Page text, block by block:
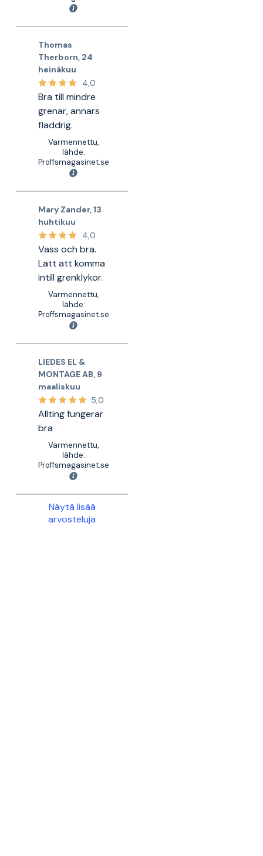
Thomas
Therborn, 24
heinäkuu
4,0
Bra till mindre
grenar, annars
fladdrig.
Varmennettu,
lähde:
Proffsmagasinet.se
Mary Zander,13
huhtikuu
4,0
Vass och bra.
Lätt att komma
intill grenklykor.
Varmennettu,
lähde:
Proffsmagasinet.se
LIEDES EL &
MONTAGE AB, 9
maaliskuu
5,0
Allting fungerar
bra
Varmennettu,
lähde:
Proffsmagasinet.se
Näytä lisää
arvosteluja